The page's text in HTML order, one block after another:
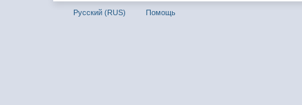
Русский (RUS) Помощь